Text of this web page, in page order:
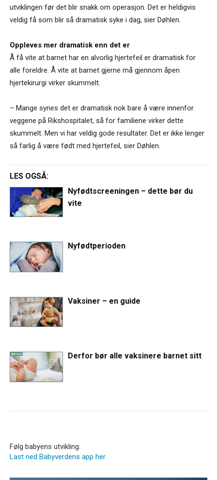
utviklingen før det blir snakk om operasjon. Det er heldigvis
veldig få som blir så dramatisk syke i dag, sier Døhlen.
Oppleves mer dramatisk enn det er
Å få vite at barnet har en alvorlig hjertefeil er dramatisk for
alle foreldre. Å vite at barnet gjerne må gjennom åpen
hjertekirurgi virker skummelt.
– Mange synes det er dramatisk nok bare å være innenfor
veggene på Rikshospitalet, så for familiene virker dette
skummelt. Men vi har veldig gode resultater. Det er ikke lenger
så farlig å være født med hjertefeil, sier Døhlen.
LES OGSÅ:
Nyfødtscreeningen – dette bør du
vite
Nyfødtperioden
Vaksiner – en guide
Derfor bør alle vaksinere barnet sitt
Følg babyens utvikling:
Last ned Babyverdens app her